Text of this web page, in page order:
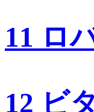
11 ロ
12 ビ